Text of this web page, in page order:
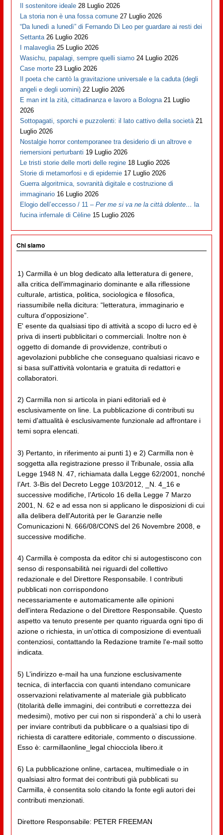
Il sostenitore ideale 28 Luglio 2026
La storia non è una fossa comune 27 Luglio 2026
“Da lunedì a lunedì” di Fernando Di Leo per guardare ai resti dei
Settanta 26 Luglio 2026
I malaveglia 25 Luglio 2026
Wasichu, papalagi, sempre quelli siamo 24 Luglio 2026
Case morte 23 Luglio 2026
Il poeta che cantò la gravitazione universale e la caduta (degli
angeli e degli uomini) 22 Luglio 2026
E man int la zità, cittadinanza e lavoro a Bologna 21 Luglio
2026
Sottopagati, sporchi e puzzolenti: il lato cattivo della società 21
Luglio 2026
Nostalgie horror contemporanee tra desiderio di un altrove e
riemersioni perturbanti 19 Luglio 2026
Le tristi storie delle morti delle regine 18 Luglio 2026
Storie di metamorfosi e di epidemie 17 Luglio 2026
Guerra algoritmica, sovranità digitale e costruzione di
immaginario 16 Luglio 2026
Elogio dell’eccesso / 11 –Per me si va ne la città dolente… la
fucina infernale di Cèline 15 Luglio 2026
Chi siamo
1) Carmilla è un blog dedicato alla letteratura di genere,
alla critica dell'immaginario dominante e alla riflessione
culturale, artistica, politica, sociologica e filosofica,
riassumibile nella dicitura: “letteratura, immaginario e
cultura d'opposizione”.
E' esente da qualsiasi tipo di attività a scopo di lucro ed è
priva di inserti pubblicitari o commerciali. Inoltre non è
oggetto di domande di provvidenze, contributi o
agevolazioni pubbliche che conseguano qualsiasi ricavo e
si basa sull'attività volontaria e gratuita di redattori e
collaboratori.
2) Carmilla non si articola in piani editoriali ed è
esclusivamente on line. La pubblicazione di contributi su
temi d'attualità è esclusivamente funzionale ad affrontare i
temi sopra elencati.
3) Pertanto, in riferimento ai punti 1) e 2) Carmilla non è
soggetta alla registrazione presso il Tribunale, ossia alla
Legge 1948 N. 47, richiamata dalla Legge 62/2001, nonché
l’Art. 3-Bis del Decreto Legge 103/2012, _N. 4_16 e
successive modifiche, l’Articolo 16 della Legge 7 Marzo
2001, N. 62 e ad essa non si applicano le disposizioni di cui
alla delibera dell'Autorità per le Garanzie nelle
Comunicazioni N. 666/08/CONS del 26 Novembre 2008, e
successive modifiche.
4) Carmilla è composta da editor chi si autogestiscono con
senso di responsabilità nei riguardi del collettivo
redazionale e del Direttore Responsabile. I contributi
pubblicati non corrispondono
necessariamente e automaticamente alle opinioni
dell'intera Redazione o del Direttore Responsabile. Questo
aspetto va tenuto presente per quanto riguarda ogni tipo di
azione o richiesta, in un'ottica di composizione di eventuali
contenziosi, contattando la Redazione tramite l'e-mail sotto
indicata.
5) L’indirizzo e-mail ha una funzione esclusivamente
tecnica, di interfaccia con quanti intendano comunicare
osservazioni relativamente al materiale già pubblicato
(titolarità delle immagini, dei contributi e correttezza dei
medesimi), motivo per cui non si risponderà' a chi lo userà
per inviare contributi da pubblicare o a qualsiasi tipo di
richiesta di carattere editoriale, commento o discussione.
Esso è: carmillaonline_legal chiocciola libero.it
6) La pubblicazione online, cartacea, multimediale o in
qualsiasi altro format dei contributi già pubblicati su
Carmilla, è consentita solo citando la fonte egli autori dei
contributi menzionati.
Direttore Responsabile: PETER FREEMAN